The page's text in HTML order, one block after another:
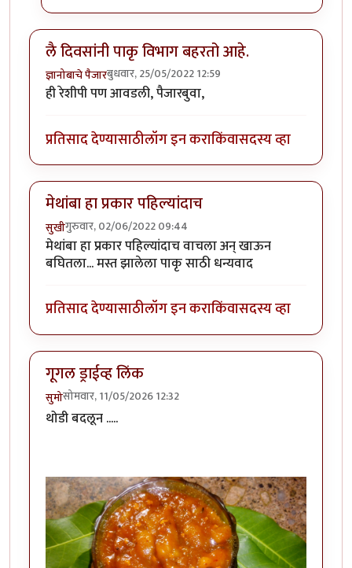
लै दिवसांनी पाकृ विभाग बहरतो आहे.
ज्ञानोबाचे पैजारबुधवार, 25/05/2022 12:59
ही रेशीपी पण आवडली, पैजारबुवा,
प्रतिसाद देण्यासाठीलॉग इन कराकिंवासदस्य व्हा
मेथांबा हा प्रकार पहिल्यांदाच
सुखीगुरुवार, 02/06/2022 09:44
मेथांबा हा प्रकार पहिल्यांदाच वाचला अन् खाऊन
बघितला... मस्त झालेला पाकृ साठी धन्यवाद
प्रतिसाद देण्यासाठीलॉग इन कराकिंवासदस्य व्हा
गूगल ड्राईव्ह लिंक
सुमोसोमवार, 11/05/2026 12:32
थोडी बदलून .....